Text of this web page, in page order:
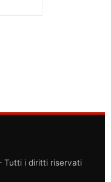
i diritti riservati